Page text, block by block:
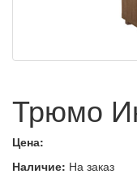
Трюмо
Цена:
Наличие: На заказ